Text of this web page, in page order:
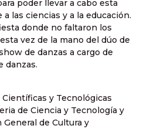
poder llevar a cabo esta
las ciencias y a la educación.
donde no faltaron los
vez de la mano del dúo de
de danzas a cargo de
danzas.
y Tecnológicas
de Ciencia y Tecnología y
de Cultura y